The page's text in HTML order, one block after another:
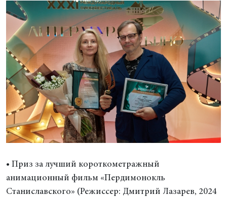
• Приз за лучший короткометражный
анимационный фильм «Пердимонокль
Станиславского» (Режиссер: Дмитрий Лазарев, 2024